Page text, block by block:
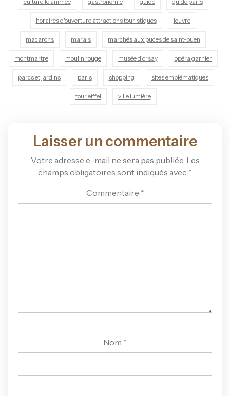
horaires d'ouverture attractions touristiques louvre
macarons marais marchés aux puces de saint-ouen
montmartre moulin rouge musée d'orsay opéra garnier
parcs et jardins paris shopping sites emblématiques
tour eiffel ville lumière
Laisser un commentaire
Votre adresse e-mail ne sera pas publiée. Les
champs obligatoires sont indiqués avec *
Commentaire *
Nom *